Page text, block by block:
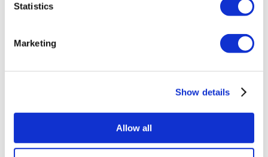
Statistics
Marketing
Show details
Allow all
Политика отмены
Популярные направления